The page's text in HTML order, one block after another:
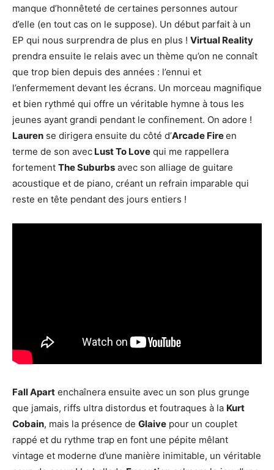
manque d’honnêteté de certaines personnes autour
d’elle (en tout cas on le suppose). Un début parfait à un
EP qui nous surprendra de plus en plus ! Virtual Reality
prendra ensuite le relais avec un thème qu’on ne connaît
que trop bien depuis des années : l’ennui et
l’enfermement devant les écrans. Un morceau magnifique
et bien rythmé qui offre un véritable hymne à tous les
jeunes ayant grandi pendant le confinement. On adore !
Lauren se dirigera ensuite du côté d’Arcade Fireen
terme de son avec Lust To Love qui me rappellera
fortement The Suburbs avec son alliage de guitare
acoustique et de piano, créant un refrain imparable qui
reste en tête pendant des jours entiers !
Fall Apart enchaînera ensuite avec un son plus grunge
que jamais, riffs ultra distordus et foutraques à la Kurt
Cobain, mais la présence de Glaive pour un couplet
rappé et du rythme trap en font une pépite mêlant
vintage et moderne d’une manière inimitable, un véritable